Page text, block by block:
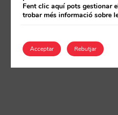
Fent clic aquí pots gestionar
trobar més informació sobre
Acceptar Rebutjar